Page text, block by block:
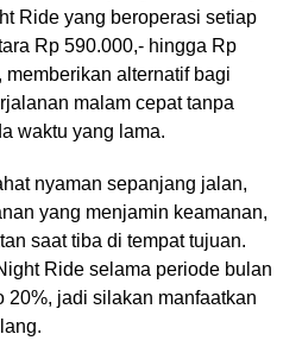
Ride yang beroperasi setiap
Rp 590.000,- hingga Rp
alternatif bagi
malam cepat tanpa
waktu yang lama.
nyaman sepanjang jalan,
yang menjamin keamanan,
saat tiba di tempat tujuan.
Ride selama periode bulan
20%, jadi silakan manfaatkan